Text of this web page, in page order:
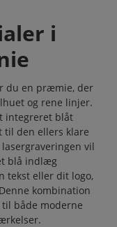
i
du en præmie, der
og rene linjer.
integreret blåt
til den ellers klare
vil
blå indlæg
tekst eller dit logo,
kombination
både moderne